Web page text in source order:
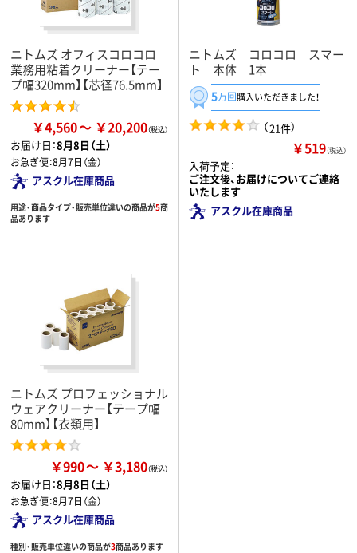
ニトムズ オフィスコロコロ
業務用粘着クリーナー【テー
プ幅320mm】【芯径76.5mm】
￥4,560 ￥20,200
お届け日：8月8日（土）
お急ぎ便：8月7日（金）
アスクル在庫商品
用途・商品タイプ・販売単位違いの商品が5商
品あります
ニトムズ コロコロ スマー
ト 本体 1本
5万回購入いただきました！
（21件）
￥519（税込）
入荷予定：
ご注文後、お届けについてご連絡
いたします
アスクル在庫商品
ニトムズ プロフェッショナル
ウェアクリーナー【テープ幅
80mm】【衣類用】
￥990 ￥3,180
お届け日：8月8日（土）
お急ぎ便：8月7日（金）
アスクル在庫商品
種別・販売単位違いの商品が3商品あります